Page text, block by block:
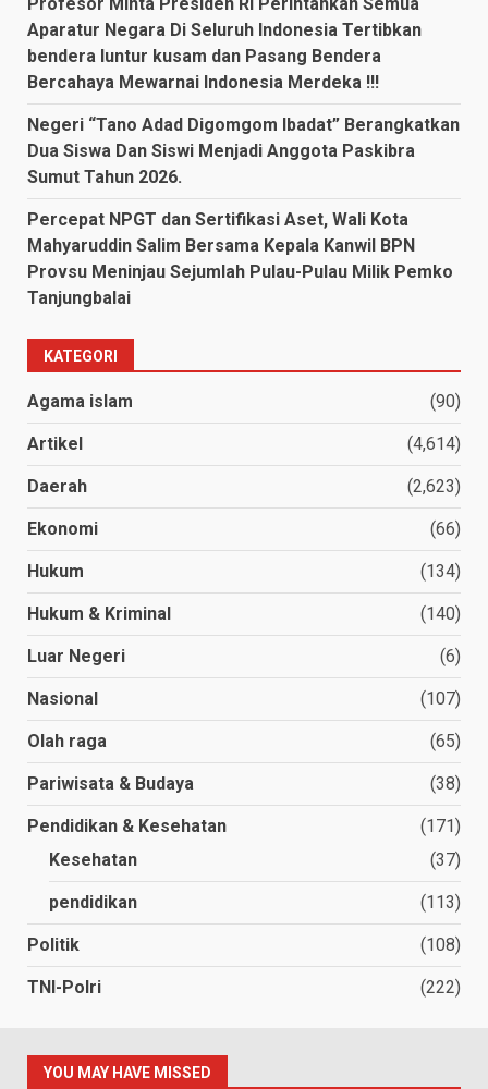
Aparatur Negara Di Seluruh Indonesia Tertibkan
bendera luntur kusam dan Pasang Bendera
Bercahaya Mewarnai Indonesia Merdeka !!!
Negeri “Tano Adad Digomgom Ibadat” Berangkatkan
Dua Siswa Dan Siswi Menjadi Anggota Paskibra
Sumut Tahun 2026.
Percepat NPGT dan Sertifikasi Aset, Wali Kota
Mahyaruddin Salim Bersama Kepala Kanwil BPN
Provsu Meninjau Sejumlah Pulau-Pulau Milik Pemko
Tanjungbalai
KATEGORI
Agama islam (90)
Artikel (4,614)
Daerah (2,623)
Ekonomi (66)
Hukum (134)
Hukum & Kriminal (140)
Luar Negeri (6)
Nasional (107)
Olah raga (65)
Pariwisata & Budaya (38)
Pendidikan & Kesehatan
(171)
Kesehatan
(37)
pendidikan (113)
Politik (108)
TNI-Polri (222)
YOU MAY HAVE MISSED